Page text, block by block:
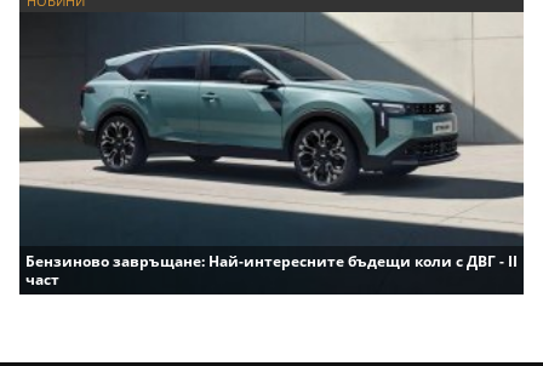
Бензиново завръщане: Най-интересните бъдещи коли с ДВГ - II
част